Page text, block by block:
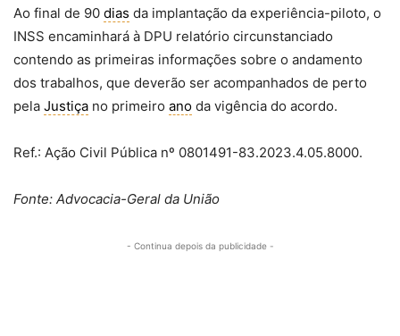
Ao final de 90 dias da implantação da experiência-piloto, o
INSS encaminhará à DPU relatório circunstanciado
contendo as primeiras informações sobre o andamento
dos trabalhos, que deverão ser acompanhados de perto
pela Justiça no primeiro ano da vigência do acordo.
Ref.: Ação Civil Pública nº 0801491-83.2023.4.05.8000.
Fonte: Advocacia-Geral da União
- Continua depois da publicidade -